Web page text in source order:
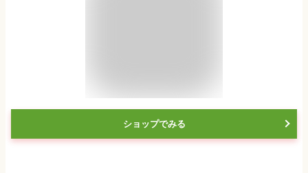
ショップでみる